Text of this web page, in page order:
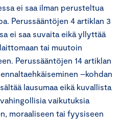
ei saa ilman perusteltua
Perussääntöjen 4 artiklan 3
ei saa suvaita eikä yllyttää
tai muutoin
Perussääntöjen 14 artiklan
–kohdan
lausumaa eikä kuvallista
vaikutuksia
moraaliseen tai fyysiseen